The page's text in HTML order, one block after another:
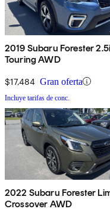
2019 Subaru Forester 2.5i
Touring AWD
$17,484 Gran oferta
Incluye tarifas de conc.
2022 Subaru Forester
Crossover AWD